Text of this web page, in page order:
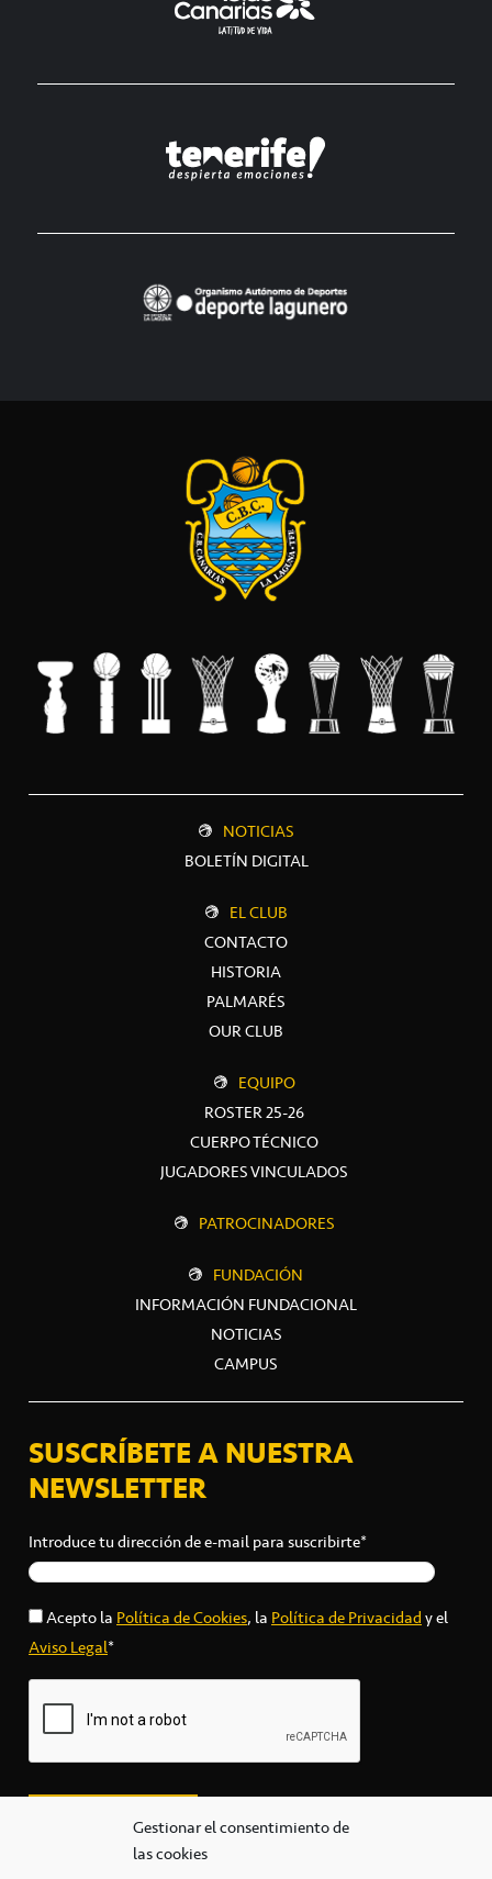
Gestionar el consentimiento de
las cookies
NOTICIAS
BOLETÍN DIGITAL
EL CLUB
CONTACTO
HISTORIA
PALMARÉS
OUR CLUB
EQUIPO
ROSTER 25-26
CUERPO TÉCNICO
JUGADORES VINCULADOS
PATROCINADORES
FUNDACIÓN
INFORMACIÓN FUNDACIONAL
NOTICIAS
CAMPUS
SUSCRÍBETE A NUESTRA
NEWSLETTER
Introduce tu dirección de e-mail para suscribirte*
Acepto laPolítica de Cookies, laPolítica de Privacidady el
Aviso Legal*